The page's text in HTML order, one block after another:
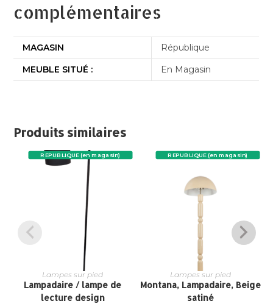
complémentaires
MAGASIN
République
MEUBLE SITUÉ :
En Magasin
Produits similaires
REPUBLIQUE (en magasin)
Lampes sur pied
Lampadaire / lampe de
lecture design
REPUBLIQUE (en magasin)
Lampes sur pied
Montana, Lampadaire, Beige
satiné